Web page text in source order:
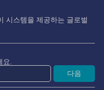
시스템을 제공하는 글로벌
.
다음